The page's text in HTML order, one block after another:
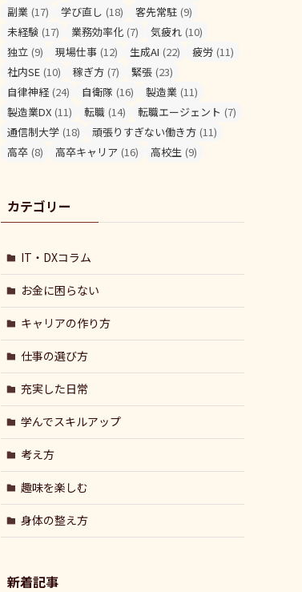
副業 (17) 学び直し (18) 客先常駐 (9)
未経験 (17) 業務効率化 (7) 気疲れ (10)
独立 (9) 現場仕事 (12) 生成AI (22) 疲労 (11)
社内SE (10) 稼ぎ方 (7) 緊張 (23)
自律神経 (24) 自衛隊 (16) 製造業 (11)
製造業DX (11) 転職 (14) 転職エージェント (7)
通信制大学 (18) 頑張りすぎない働き方 (11)
高卒 (8) 高卒キャリア (16) 高校生 (9)
カテゴリー
IT・DXコラム
お金に困らない
キャリアの作り方
仕事の選び方
充実した日常
学んでスキルアップ
考え方
趣味を楽しむ
身体の整え方
新着記事